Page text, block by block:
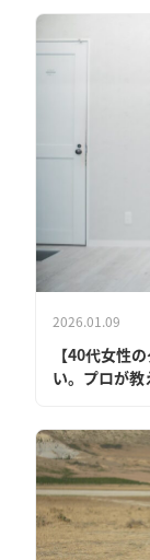
2026.01.09
【40代女性
い。プロが